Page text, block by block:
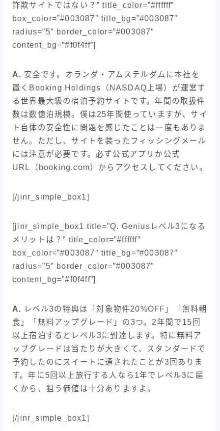
詐欺サイトではない？” title_color=”#ffffff”
box_color=”#003087″ title_bg=”#003087″
radius=”5″ border_color=”#003087″
content_bg=”#f0f4ff”]
A. 安全です。オランダ・アムステルダムに本社を
置くBooking Holdings（NASDAQ上場）が運営す
る世界最大級の宿泊予約サイトです。年間の取扱件
数は数億泊規模。僕は25年間使っていますが、サイ
ト自体の安全性に問題を感じたことは一度もありま
せん。ただし、サイトを装ったフィッシングメール
には注意が必要です。必ず公式アプリか公式
URL（booking.com）からアクセスしてください。
[/jinr_simple_box1]
[jinr_simple_box1 title=”Q. Geniusレベル3になる
メリットは？” title_color=”#ffffff”
box_color=”#003087″ title_bg=”#003087″
radius=”5″ border_color=”#003087″
content_bg=”#f0f4ff”]
A. レベル3の特典は「対象物件20%OFF」「無料朝
食」「無料アップグレード」の3つ。2年間で15回
以上宿泊するとレベル3に到達します。特に無料ア
ップグレードは当たりが大きくて、スタンダードで
予約したのにスイートに通されたことが3回ありま
す。年に5回以上旅行する人なら1年でレベル3に届
くから、狙う価値は十分ありますよ。
[/jinr_simple_box1]